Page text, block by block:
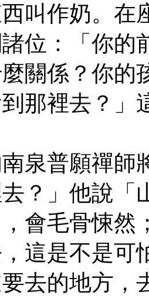
叫作奶。在
位：「你的
關係？你的
那裡去？」
普願禪師
？」他說「
會毛骨悚然
這是不是可
去的地方，